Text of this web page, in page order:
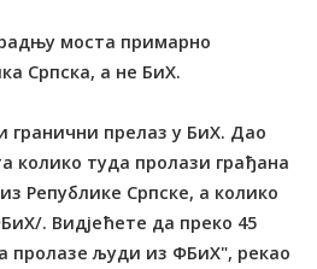
моста примарно
Српска, а не БиХ.
гранични прелаз у БиХ. Дао
колико туда пролази грађана
Републике Српске, а колико
. Видјећете да преко 45
пролазе људи из ФБиХ", рекао